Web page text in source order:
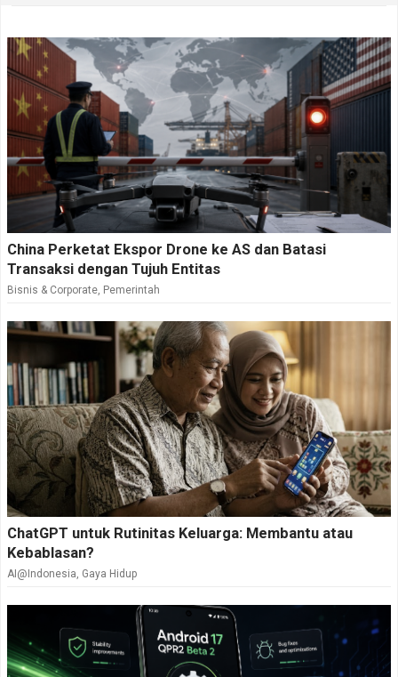
China Perketat Ekspor Drone ke AS dan Batasi
Transaksi dengan Tujuh Entitas
Bisnis & Corporate, Pemerintah
ChatGPT untuk Rutinitas Keluarga: Membantu atau
Kebablasan?
AI@Indonesia, Gaya Hidup